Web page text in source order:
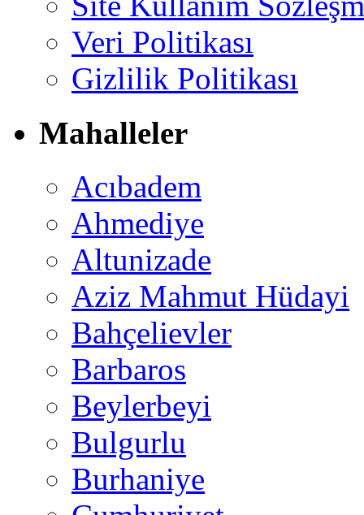
Veri Politikası
Gizlilik Politikası
Mahalleler
Acıbadem
Ahmediye
Altunizade
Aziz Mahmut Hüdayi
Bahçelievler
Barbaros
Beylerbeyi
Bulgurlu
Burhaniye